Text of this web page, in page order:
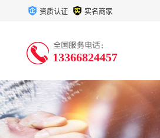
资质认证 实名商家
13366824457